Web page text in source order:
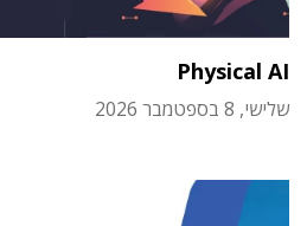
Physical AI
שלישי, 8 בספטמבר 2026